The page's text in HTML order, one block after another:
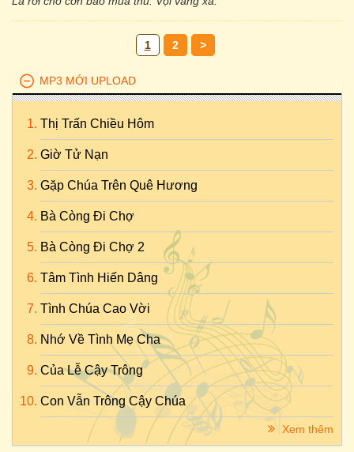
1 2 >
MP3 MỚI UPLOAD
Thị Trấn Chiều Hôm
Giờ Tử Nạn
Gặp Chúa Trên Quê Hương
Bà Còng Đi Chợ
Bà Còng Đi Chợ 2
Tâm Tình Hiến Dâng
Tình Chúa Cao Vời
Nhớ Về Tình Mẹ Cha
Của Lễ Cậy Trông
Con Vẫn Trông Cậy Chúa
Xem thêm